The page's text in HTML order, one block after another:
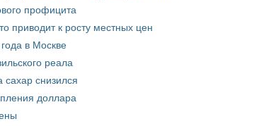
профицита
приводит к росту местных цен
в Москве
реала
снизился
доллара